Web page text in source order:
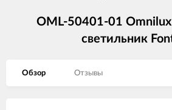
OML-50401-01
светильник
Обзор Отзывы